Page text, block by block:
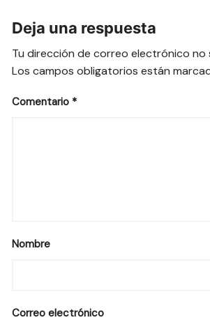
Deja una respuesta
Tu dirección de correo electrónico no
Los campos obligatorios están
Comentario *
Nombre
Correo electrónico